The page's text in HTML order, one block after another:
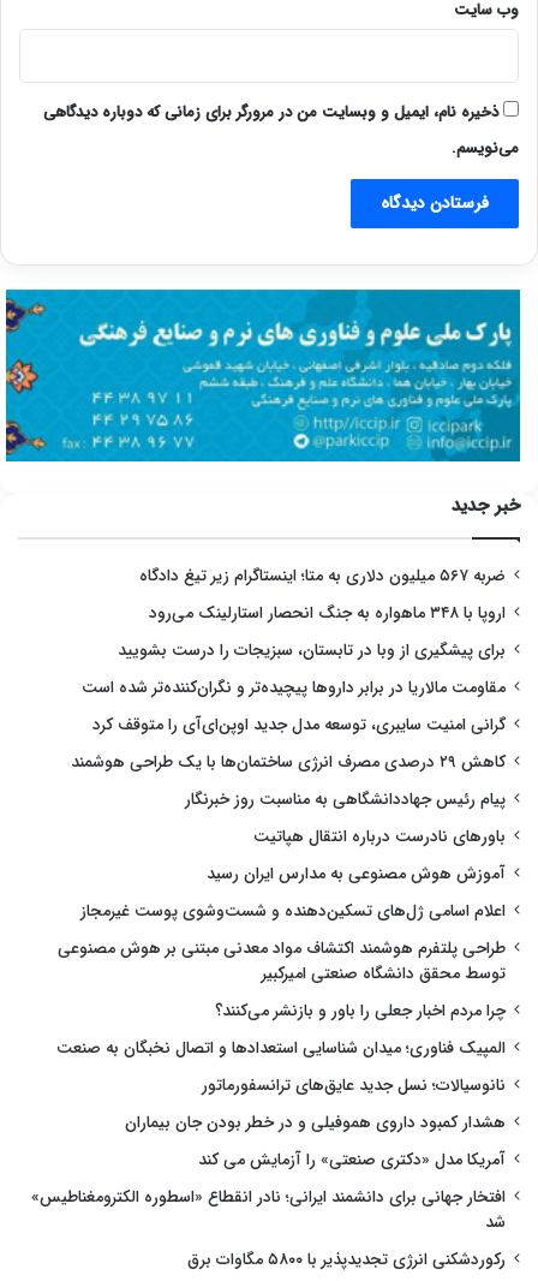
وب‌ سایت
ذخیره نام، ایمیل و وبسایت من در مرورگر برای زمانی که دوباره دیدگاهی
می‌نویسم.
خبر جدید
ضربه ۵۶۷ میلیون دلاری به متا؛ اینستاگرام زیر تیغ دادگاه
اروپا با ۳۴۸ ماهواره به جنگ انحصار استارلینک می‌رود
برای پیشگیری از وبا در تابستان، سبزیجات را درست بشویید
مقاومت مالاریا در برابر داروها پیچیده‌تر و نگران‌کننده‌تر شده است
گرانی امنیت سایبری، توسعه مدل جدید اوپن‌ای‌آی را متوقف کرد
کاهش ۲۹ درصدی مصرف انرژی ساختمان‌ها با یک طراحی هوشمند
پیام رئیس جهاددانشگاهی به مناسبت روز خبرنگار
باورهای نادرست درباره انتقال هپاتیت
آموزش هوش مصنوعی به مدارس ایران رسید
اعلام اسامی ژل‌های تسکین‌دهنده و شست‌وشوی پوست غیرمجاز
طراحی پلتفرم هوشمند اکتشاف مواد معدنی مبتنی بر هوش مصنوعی
توسط محقق دانشگاه صنعتی امیرکبیر
چرا مردم اخبار جعلی را باور و بازنشر می‌کنند؟
المپیک فناوری؛ میدان شناسایی استعدادها و اتصال نخبگان به صنعت
نانوسیالات؛ نسل جدید عایق‌های ترانسفورماتور
هشدار کمبود داروی هموفیلی و در خطر بودن جان بیماران
آمریکا مدل «دکتری صنعتی» را آزمایش می کند
افتخار جهانی برای دانشمند ایرانی؛ نادر انقطاع «اسطوره الکترومغناطیس»
شد
رکوردشکنی انرژی تجدیدپذیر با ۵۸۰۰ مگاوات برق